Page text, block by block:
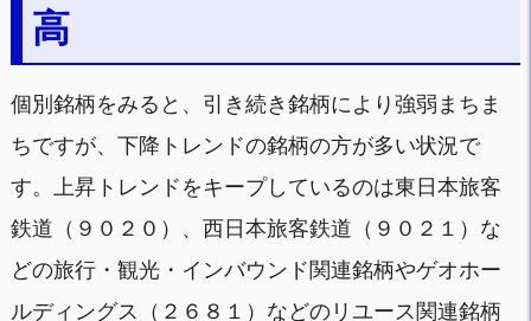
高
個別銘柄をみると、引き続き銘柄により強弱まちま
ちですが、下降トレンドの銘柄の方が多い状況で
す。上昇トレンドをキープしているのは東日本旅客
鉄道（９０２０）、西日本旅客鉄道（９０２１）な
どの旅行・観光・インバウンド関連銘柄やゲオホー
ルディングス（２６８１）などのリユース関連銘柄